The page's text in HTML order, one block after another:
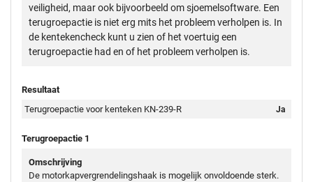
veiligheid, maar ook bijvoorbeeld om sjoemelsoftware. Een
terugroepactie is niet erg mits het probleem verholpen is. In
de kentekencheck kunt u zien of het voertuig een
terugroepactie had en of het probleem verholpen is.
Resultaat
Terugroepactie voor kenteken KN-239-R
Ja
Terugroepactie 1
Omschrijving
De motorkapvergrendelingshaak is mogelijk onvoldoende sterk.